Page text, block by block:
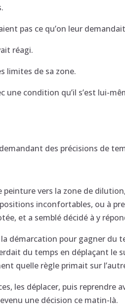
pas ce qu’on leur
réagi.
limites de sa zone.
une condition qu’il s’est lui-
des précisions de
vers la zone de
inconfortables, ou à
et a semblé décidé à y
démarcation pour gagner du
du temps en déplaçant le
quelle règle primait sur
les déplacer, puis reprendre
une décision ce matin-là.